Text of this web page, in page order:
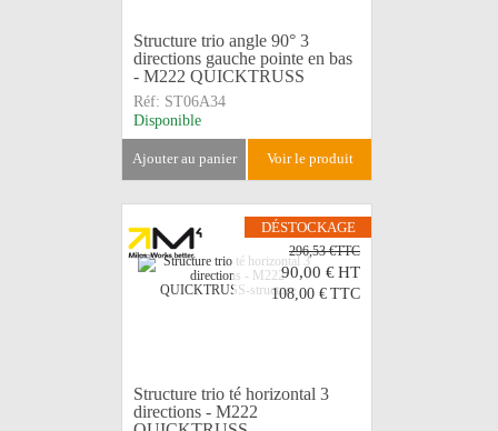
Structure trio angle 90° 3
directions gauche pointe en bas
- M222 QUICKTRUSS
Réf: ST06A34
Disponible
ajouter au panier voir le produit
DÉSTOCKAGE
296,53 €TTC
90,00 €HT
108,00 € TTC
Structure trio té horizontal 3
directions - M222